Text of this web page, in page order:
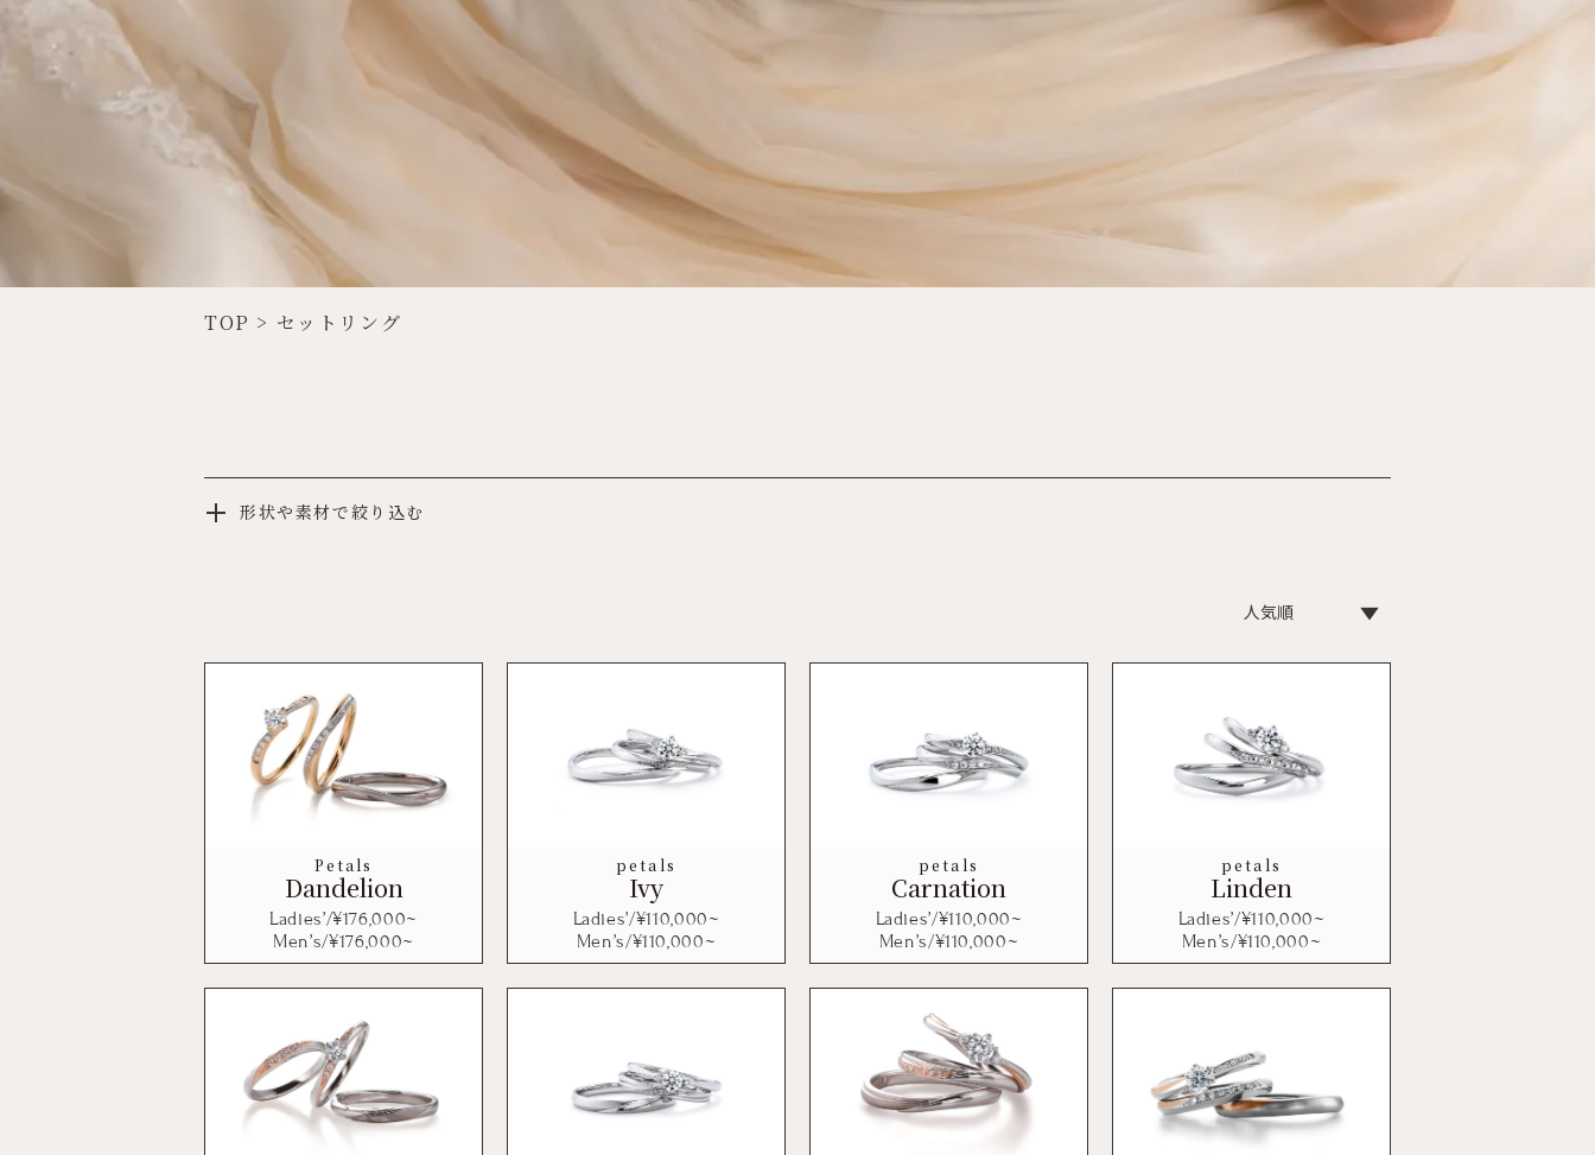
TOP > セットリング
形状や素材で絞り込む
Petals
Dandelion
Ladies’/¥176,000~
Men’s/¥176,000~
petals
Ivy
Ladies’/¥110,000~
Men’s/¥110,000~
petals
Carnation
Ladies’/¥110,000~
Men’s/¥110,000~
petals
Linden
Ladies’/¥110,000~
Men’s/¥110,000~